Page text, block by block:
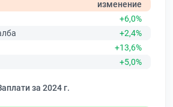
изменение
+6,0%
+2,4%
+13,6%
+5,0%
за 2024 г.